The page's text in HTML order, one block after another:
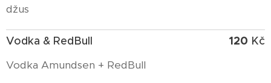
džus
Vodka & RedBull
Vodka Amundsen + RedBull
120 Kč